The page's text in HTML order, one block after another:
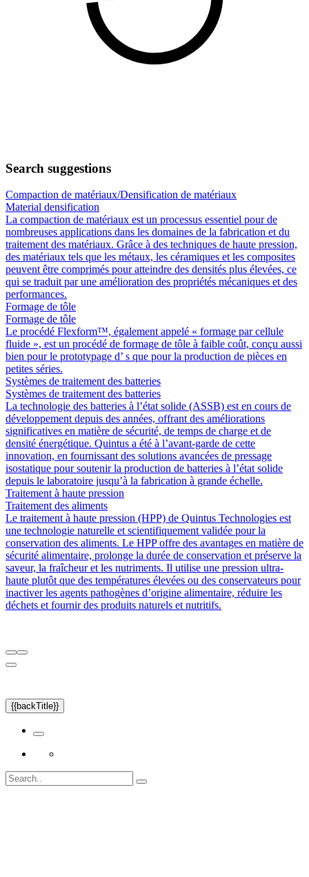
Search suggestions
Compaction de matériaux/Densification de matériaux
Material densification
La compaction de matériaux est un processus essentiel pour de
nombreuses applications dans les domaines de la fabrication et du
traitement des matériaux. Grâce à des techniques de haute pression,
des matériaux tels que les métaux, les céramiques et les composites
peuvent être comprimés pour atteindre des densités plus élevées, ce
qui se traduit par une amélioration des propriétés mécaniques et des
performances.
Formage de tôle
Formage de tôle
Le procédé Flexform™, également appelé « formage par cellule
fluide », est un procédé de formage de tôle à faible coût, conçu aussi
bien pour le prototypage d’ s que pour la production de pièces en
petites séries.
Systèmes de traitement des batteries
Systèmes de traitement des batteries
La technologie des batteries à l’état solide (ASSB) est en cours de
développement depuis des années, offrant des améliorations
significatives en matière de sécurité, de temps de charge et de
densité énergétique. Quintus a été à l’avant-garde de cette
innovation, en fournissant des solutions avancées de pressage
isostatique pour soutenir la production de batteries à l’état solide
depuis le laboratoire jusqu’à la fabrication à grande échelle.
Traitement à haute pression
Traitement des aliments
Le traitement à haute pression (HPP) de Quintus Technologies est
une technologie naturelle et scientifiquement validée pour la
conservation des aliments. Le HPP offre des avantages en matière de
sécurité alimentaire, prolonge la durée de conservation et préserve la
saveur, la fraîcheur et les nutriments. Il utilise une pression ultra-
haute plutôt que des températures élevées ou des conservateurs pour
inactiver les agents pathogènes d’origine alimentaire, réduire les
déchets et fournir des produits naturels et nutritifs.
{{backTitle}}